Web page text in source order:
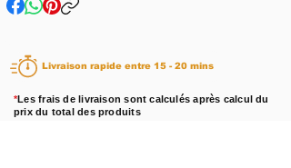
Livraison rapide entre 15 - 20 mins
*Les frais de livraison sont calculés après calcul du
prix du total des produits